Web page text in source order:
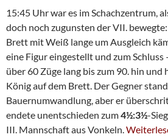
15:45 Uhr war es im Schachzentrum,
doch noch zugunsten der VII. bewegte:
Brett mit Weiß lange um Ausgleich
eine Figur eingestellt und zum Schluss
über 60 Züge lang bis zum 90. hin und
König auf dem Brett. Der Gegner
Bauernumwandlung, aber er
endete unentschieden zum4½:3½-
III. Mannschaft aus Vonkeln.Siebte